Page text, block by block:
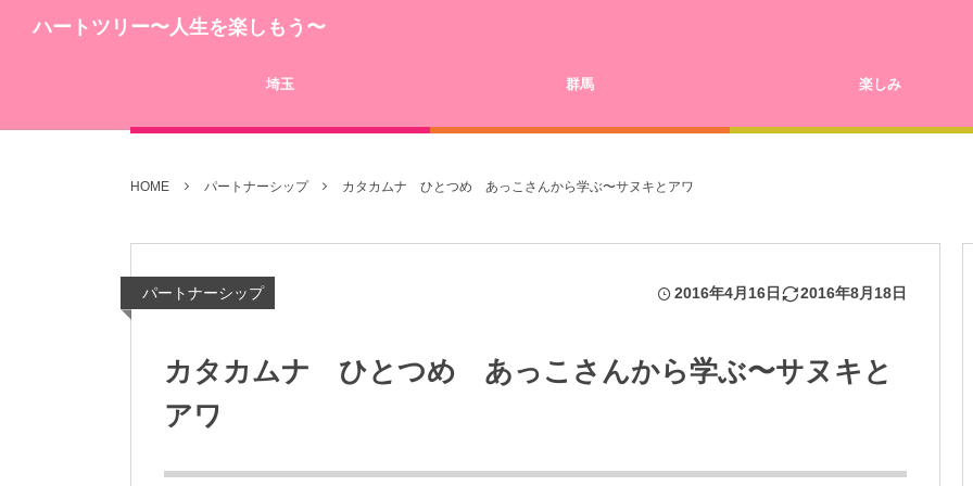
ハートツリー〜人生を楽しもう〜
埼玉 群馬 楽しみ
HOME パートナーシップ カタカムナ ひとつめ あっこさんから学ぶ〜サヌキとアワ
パートナーシップ 2016年4月16日 2016年8月18日
カタカムナ ひとつめ あっこさんから学ぶ〜サヌキと
アワ